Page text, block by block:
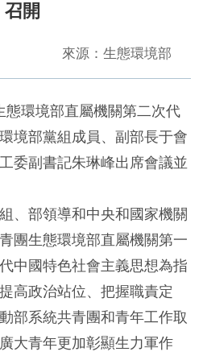
召開
來源：生態環境部
環境部直屬機關第二次代
境部黨組成員、副部長于會
委副書記朱琳峰出席會議並
部領導和中央和國家機關
團生態環境部直屬機關第一
中國特色社會主義思想為指
高政治站位、把握職責定
部系統共青團和青年工作取
大青年更加彰顯生力軍作